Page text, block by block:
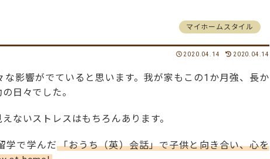
マイホームスタイル
2020.04.14 2020.04.14
影響がでていると思います。我が家もこの1 か月強、長か
日々でした。
ないストレスはもちろんあります。
学で学んだ 「おうち（英）会話」で子供と向き合い、心を